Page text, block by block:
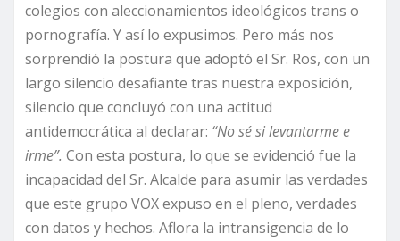
colegios con aleccionamientos ideológicos trans o
pornografía. Y así lo expusimos. Pero más nos
sorprendió la postura que adoptó el Sr. Ros, con un
largo silencio desafiante tras nuestra exposición,
silencio que concluyó con una actitud
antidemocrática al declarar: “No sé si levantarme e
irme”. Con esta postura, lo que se evidenció fue la
incapacidad del Sr. Alcalde para asumir las verdades
que este grupo VOX expuso en el pleno, verdades
con datos y hechos. Aflora la intransigencia de lo